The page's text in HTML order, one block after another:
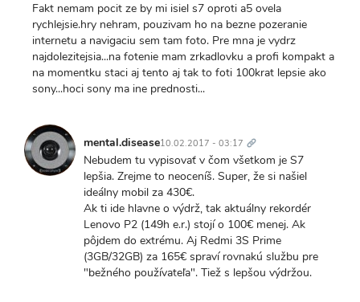
Fakt nemam pocit ze by mi isiel s7 oproti a5 ovela
rychlejsie.hry nehram, pouzivam ho na bezne pozeranie
internetu a navigaciu sem tam foto. Pre mna je vydrz
najdolezitejsia...na fotenie mam zrkadlovku a profi kompakt a
na momentku staci aj tento aj tak to foti 100krat lepsie ako
sony...hoci sony ma ine prednosti...
mental.disease10.02.2017 - 03:17 odkaz
Nebudem tu vypisovať v čom všetkom je S7
lepšia. Zrejme to neoceníš. Super, že si našiel
ideálny mobil za 430€.
Ak ti ide hlavne o výdrž, tak aktuálny rekordér
Lenovo P2 (149h e.r.) stojí o 100€ menej. Ak
pôjdem do extrému. Aj Redmi 3S Prime
(3GB/32GB) za 165€ spraví rovnakú službu pre
"bežného používateľa". Tiež s lepšou výdržou.